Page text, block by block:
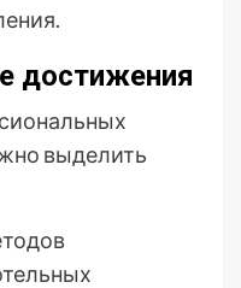
достижения
выделить